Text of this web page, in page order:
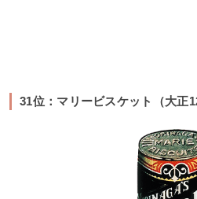
31位：マリービスケット（大正